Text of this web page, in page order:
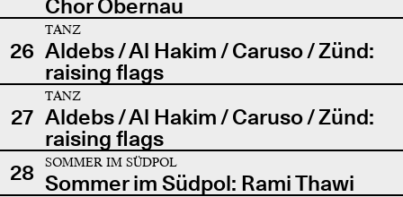
Chor Obernau
26
TANZ
Aldebs / Al Hakim / Caruso / Zünd:
raising flags
27
TANZ
Aldebs / Al Hakim / Caruso / Zünd:
raising flags
28
SOMMER IM SÜDPOL
Sommer im Südpol: Rami Thawi